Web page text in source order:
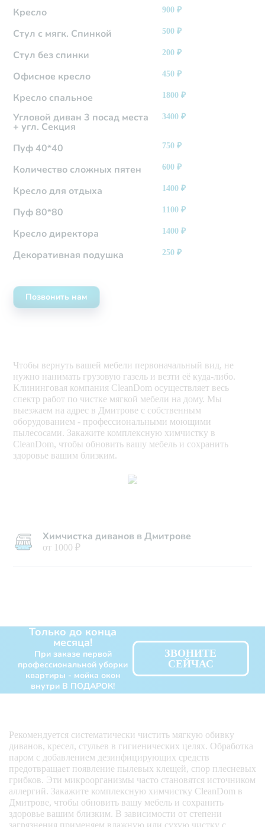
Кресло 900 ₽
Стул с мягк. Спинкой 500 ₽
Стул без спинки 200 ₽
Офисное кресло 450 ₽
Кресло спальное 1800 ₽
Угловой диван 3 посад места
+ угл. Секция
3400 ₽
Пуф 40*40 750 ₽
Количество сложных пятен 600 ₽
Кресло для отдыха 1400 ₽
Пуф 80*80 1100 ₽
Кресло директора 1400 ₽
Декоративная подушка 250 ₽
Позвонить нам
Чтобы вернуть вашей мебели первоначальный вид, не
нужно нанимать грузовую газель и везти её куда-либо.
Клининговая компания CleanDom осуществляет весь
спектр работ по чистке мягкой мебели на дому. Мы
выезжаем на адрес в Дмитрове с собственным
оборудованием - профессиональными моющими
пылесосами. Закажите комплексную химчистку в
CleanDom, чтобы обновить вашу мебель и сохранить
здоровье вашим близким.
Химчистка диванов в Дмитрове
от 1000 ₽
Только до конца
месяца!
При заказе первой
профессиональной уборки
квартиры - мойка окон
внутри В ПОДАРОК!
ЗВОНИТЕ
СЕЙЧАС
Рекомендуется систематически чистить мягкую обивку
диванов, кресел, стульев в гигиенических целях. Обработка
паром с добавлением дезинфицирующих средств
предотвращает появление пылевых клещей, спор плесневых
грибков. Эти микроорганизмы часто становятся источником
аллергий. Закажите комплексную химчистку CleanDom в
Дмитрове, чтобы обновить вашу мебель и сохранить
здоровье вашим близким. В зависимости от степени
загрязнения применяем влажную или сухую чистку с